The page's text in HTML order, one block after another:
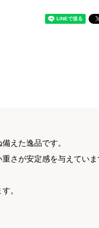
えた逸品です。
さが安定感を与えていま
。